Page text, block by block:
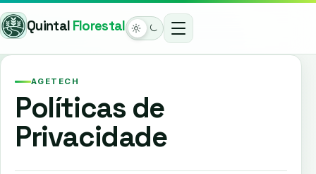
Pular
para
conteúdo
Quintal Florestal
AGETECH
Políticas de
Privacidade